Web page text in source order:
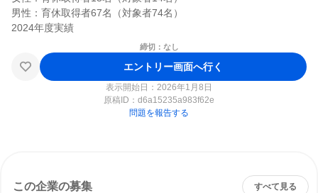
男性：育休取得者67名（対象者74名）
締切：なし
エントリー画面へ行く
表示開始日：2026年1月8日
原稿ID： d6a15235a983f62e
問題を報告する
この企業の募集 すべて見る